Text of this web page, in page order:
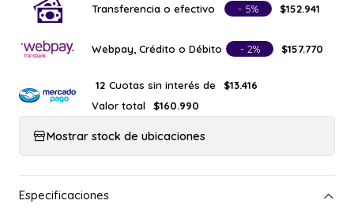
Transferencia o efectivo - 5% $152.941
Webpay, Crédito o Débito - 2% $157.770
12 Cuotas sin interés de
$13.416
Valor total
$160.990
Mostrar stock de ubicaciones